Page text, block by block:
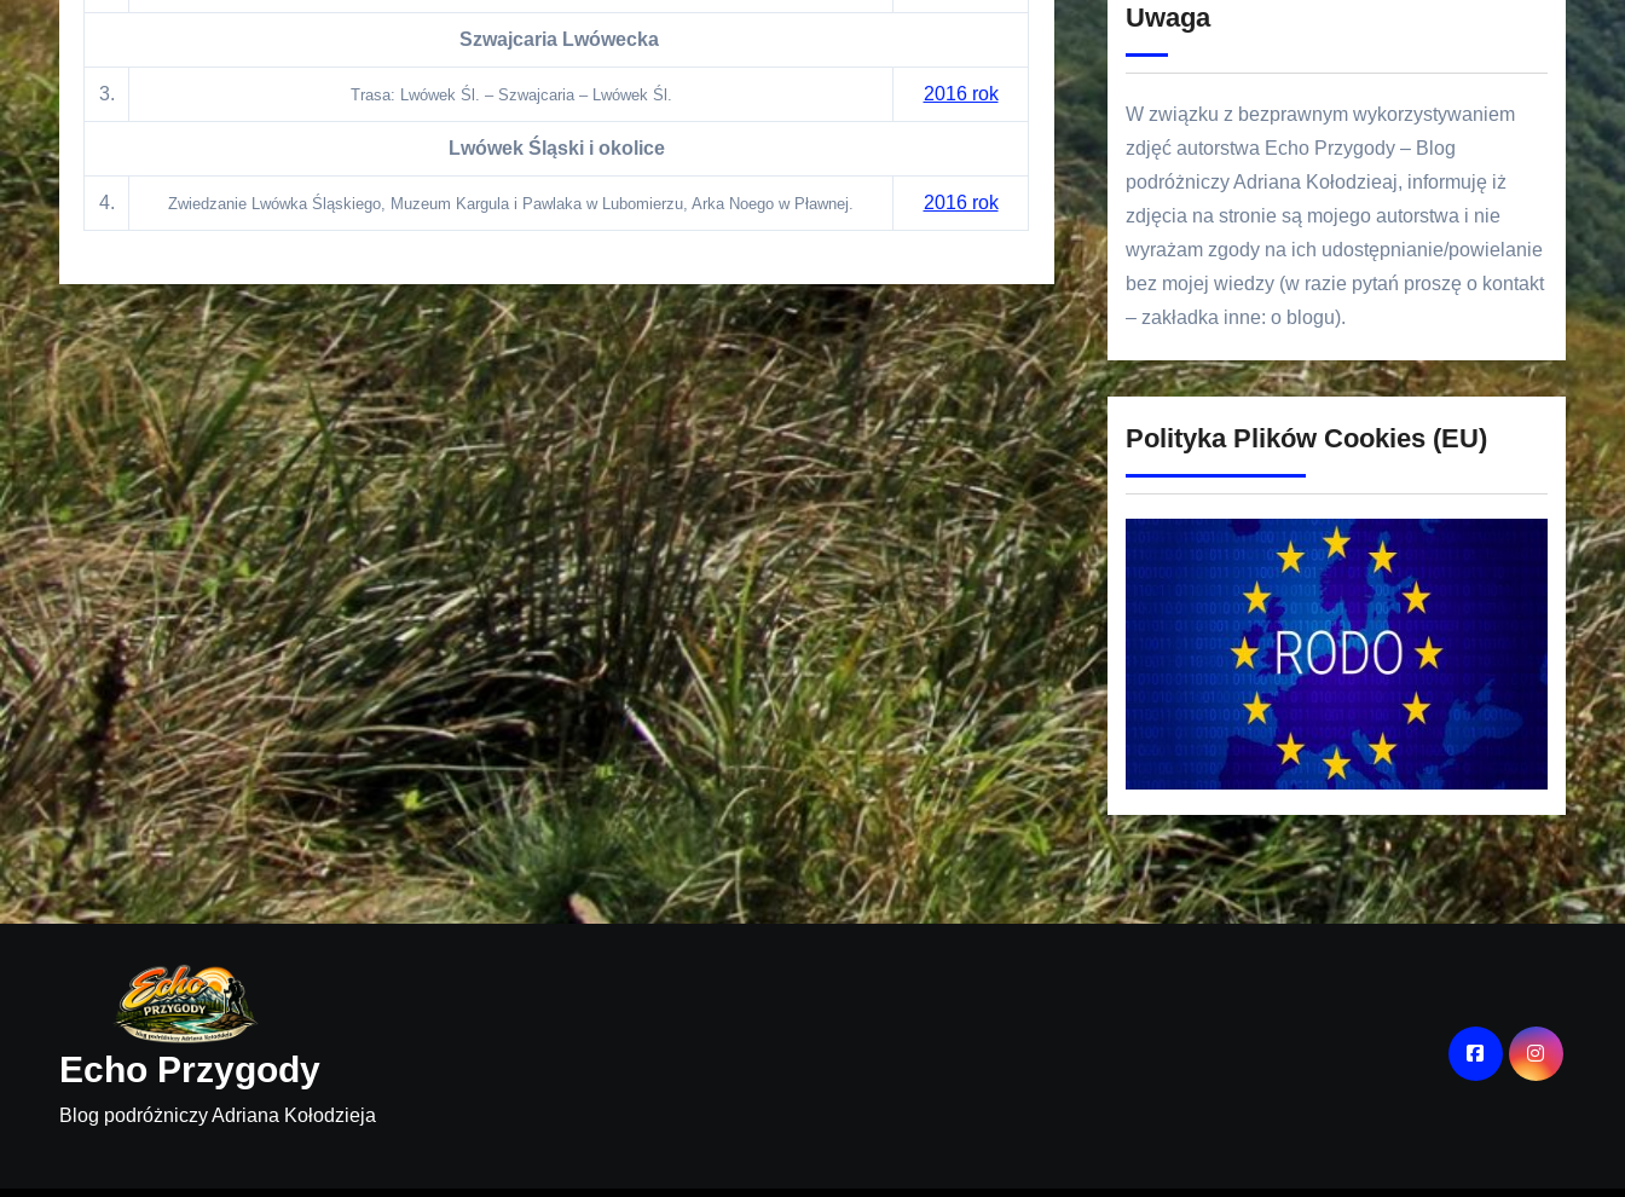
Szwajcaria Lwówecka
3. Trasa: Lwówek Śl. – Szwajcaria – Lwówek Śl. 2016 rok
Lwówek Śląski i okolice
4. Zwiedzanie Lwówka Śląskiego, Muzeum Kargula i Pawlaka w Lubomierzu, Arka Noego w Pławnej. 2016 rok
Uwaga
W związku z bezprawnym wykorzystywaniem
zdjęć autorstwa Echo Przygody – Blog
podróżniczy Adriana Kołodzieaj, informuję iż
zdjęcia na stronie są mojego autorstwa i nie
wyrażam zgody na ich udostępnianie/powielanie
bez mojej wiedzy (w razie pytań proszę o kontakt
– zakładka inne: o blogu).
Polityka Plików Cookies (EU)
Echo Przygody
Blog podróżniczy Adriana Kołodzieja